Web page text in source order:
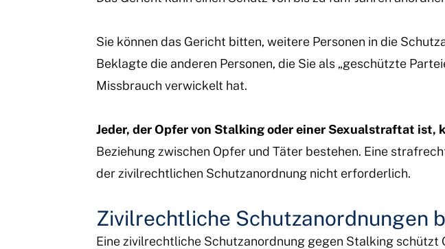
Sie können das Gericht bitten, weitere Personen in die
Beklagte die anderen Personen, die Sie als „geschützte
Missbrauch verwickelt hat.
Jeder, der Opfer von Stalking oder einer Sexualstraftat ist,
Beziehung zwischen Opfer und Täter bestehen. Eine
der zivilrechtlichen Schutzanordnung nicht erforderlich.
Zivilrechtliche Schutzanordnungen
Eine zivilrechtliche Schutzanordnung gegen Stalking